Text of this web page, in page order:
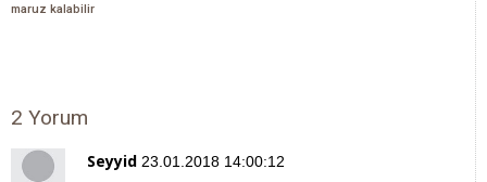
maruz kalabilir
2 Yorum
Seyyid 23.01.2018 14:00:12